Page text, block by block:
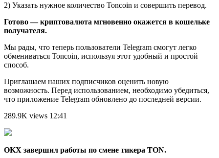
2) Указать нужное количество Toncoin и совершить перевод.
Готово — криптовалюта мгновенно окажется в кошельке
получателя.
Мы рады, что теперь пользователи Telegram смогут легко
обмениваться Toncoin, используя этот удобный и простой
способ.
Приглашаем наших подписчиков оценить новую
возможность. Перед использованием, необходимо убедиться,
что приложение Telegram обновлено до последней версии.
289.9K views 12:41
OKX завершил работы по смене тикера TON.